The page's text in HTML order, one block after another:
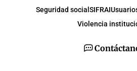
Seguridad social SIFRAI
Violencia